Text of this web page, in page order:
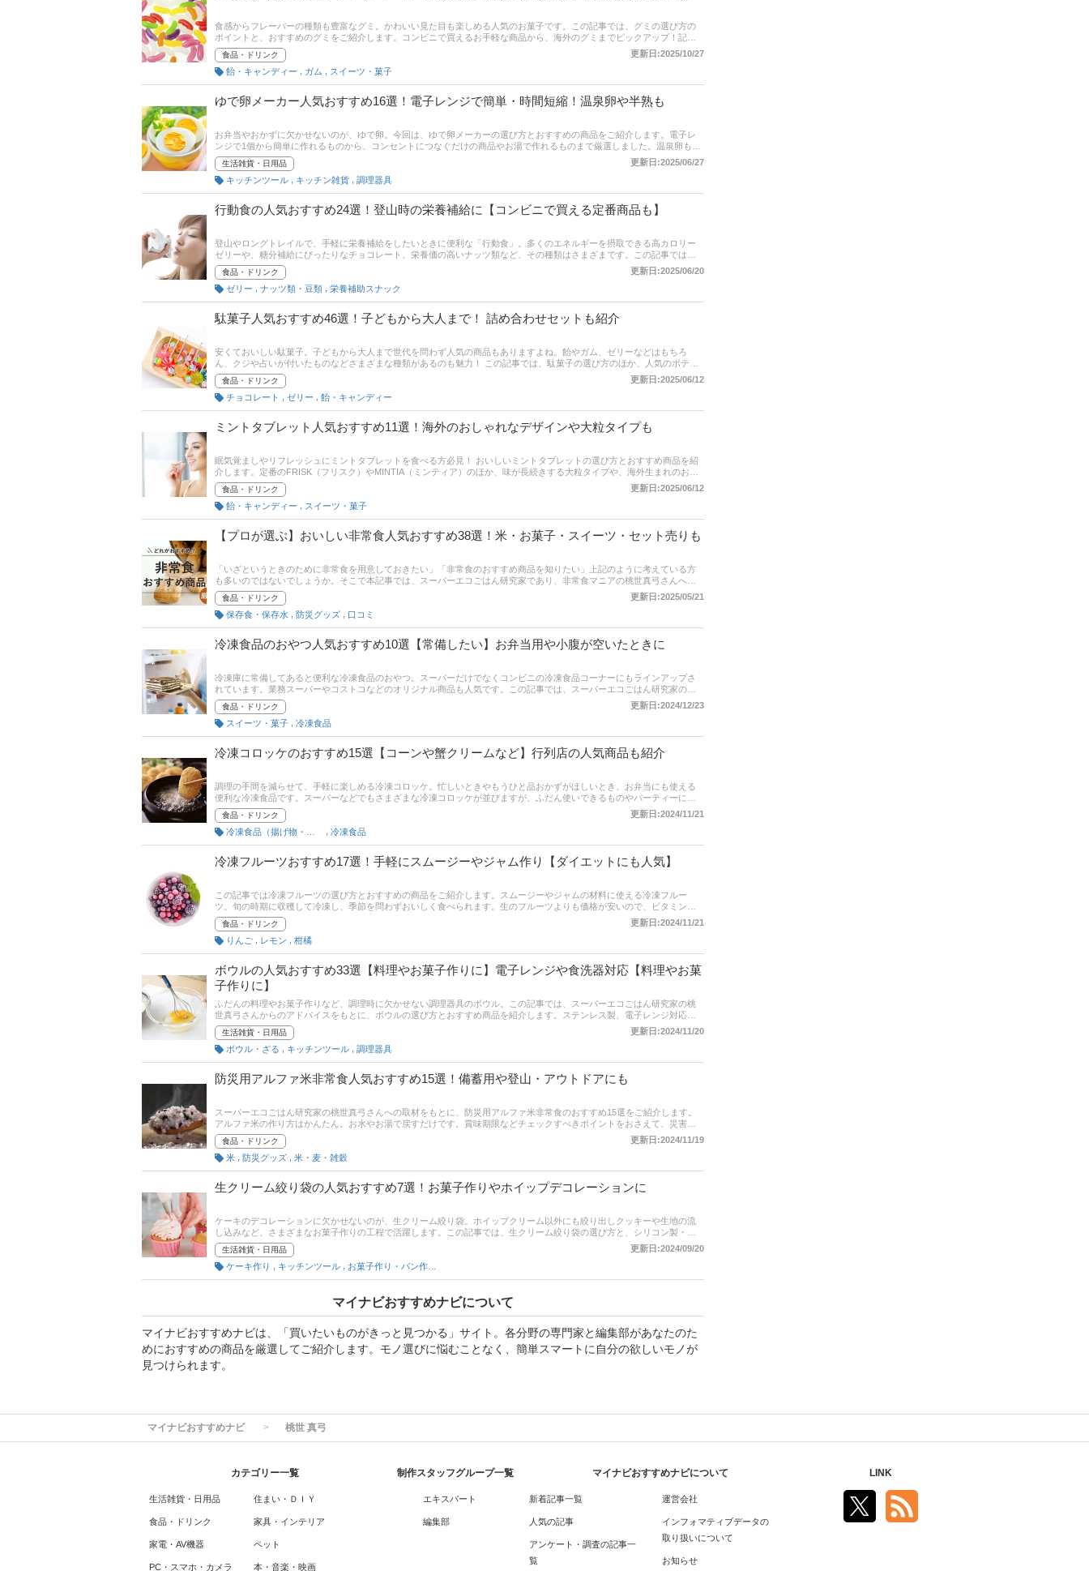
食感からフレーバーの種類も豊富なグミ。かわいい見た目も楽しめる人気のお菓子です。この記事では、グミの選び方の
ポイントと、おすすめのグミをご紹介します。コンビニで買えるお手軽な商品から、海外のグミまでピックアップ！記事
後半では、かんたんなグミの手作りレシピもご紹介しています。また、Amazonや楽天など通販サイトの最新人気ランキン
グも載せていますので、売れ筋や口コミもあわせてチェックしてみてください。
食品・ドリンク
更新日:2025/10/27
飴・キャンディー
ガム スイーツ・菓子
ゆで卵メーカー人気おすすめ16選！電子レンジで簡単・時間短縮！温泉卵や半熟も
お弁当やおかずに欠かせないのが、ゆで卵。今回は、ゆで卵メーカーの選び方とおすすめの商品をご紹介します。電子レ
ンジで1個から簡単に作れるものから、コンセントにつなぐだけの商品やお湯で作れるものまで厳選しました。温泉卵も半
熟卵も自由自在。時短に役立つゆで卵メーカーがあれば、手間のかかる料理がもっとラクになりますよ。ダイソーなどの
100均ショップや、ドンキでも販売されていますが、通販サイトでいろんな機能を比べれば、コスパに優れた目的に適う製
品を見つけやすいでしょう。後半には、比較一覧表や通販サイトの最新人気ランキングもあるので、売れ筋や口コミとあ
わせてチェックしてみてください。
生活雑貨・日用品
更新日:2025/06/27
キッチンツール
キッチン雑貨 調理器具
行動食の人気おすすめ24選！登山時の栄養補給に【コンビニで買える定番商品も】
登山やロングトレイルで、手軽に栄養補給をしたいときに便利な「行動食」。多くのエネルギーを摂取できる高カロリー
ゼリーや、糖分補給にぴったりなチョコレート、栄養価の高いナッツ類など、その種類はさまざまです。この記事では、
スーパーエコごはん研究家の桃世真弓さんへの取材をもとにした行動食の選び方、ユーザーのイチオシ、エキスパート、
編集部が厳選したおすすめ商品をご紹介します。登山時にカロリー補給ができるもの、コンビニで手軽に買える定番の行
動食をピックアップしています。記事後半には、比較一覧表、通販サイトの売れ筋人気ランキングもあるので、口コミや
評判もチェックしてみてください。
食品・ドリンク
更新日:2025/06/20
ゼリー
ナッツ類・豆類 栄養補助スナック
駄菓子人気おすすめ46選！子どもから大人まで！ 詰め合わせセットも紹介
安くておいしい駄菓子。子どもから大人まで世代を問わず人気の商品もありますよね。飴やガム、ゼリーなどはもちろ
ん、クジや占いが付いたものなどさまざまな種類があるのも魅力！ この記事では、駄菓子の選び方のほか、人気のポテト
フライやドーナツ、きなこ棒などさまざまな駄菓子を紹介しています。詰め合わせセットや大人向けの駄菓子についても
説明しています。記事の後半にはAmazonや楽天など通販サイトの最新人気ランキングも載せていますので、売れ筋や口コ
ミもあわせてチェックしてみてくださいね！
食品・ドリンク
更新日:2025/06/12
チョコレート
ゼリー 飴・キャンディー
ミントタブレット人気おすすめ11選！海外のおしゃれなデザインや大粒タイプも
眠気覚ましやリフレッシュにミントタブレットを食べる方必見！ おいしいミントタブレットの選び方とおすすめ商品を紹
介します。定番のFRISK（フリスク）やMINTIA（ミンティア）のほか、味が長続きする大粒タイプや、海外生まれのおし
ゃれな缶入りデザインなど、人気商品をピックアップ！ ミントの辛さやフレーバーもさまざまなので、お気に入りの商品
を見つけてくださいね。後半には、比較一覧表や通販サイトの最新人気ランキングもあるので、売れ筋や口コミとあわせ
て要チェック！
食品・ドリンク
更新日:2025/06/12
飴・キャンディー
スイーツ・菓子
【プロが選ぶ】おいしい非常食人気おすすめ38選！米・お菓子・スイーツ・セット売りも
「いざというときのために非常食を用意しておきたい」「非常食のおすすめ商品を知りたい」上記のように考えている方
も多いのではないでしょうか。そこで本記事では、スーパーエコごはん研究家であり、非常食マニアの桃世真弓さんへの
取材をもとに、非常食の選び方とおすすめ商品をご紹介します。パンや米などの主食だけでなくお菓子や缶詰、また、セ
ット商品などもご紹介しています。記事後半には、通販サイトの最新人気ランキングのリンクもあるので口コミと合わせ
て、ぜひチェックしてみてくださいね。
食品・ドリンク
更新日:2025/05/21
保存食・保存水
防災グッズ 口コミ
冷凍食品のおやつ人気おすすめ10選【常備したい】お弁当用や小腹が空いたときに
冷凍庫に常備してあると便利な冷凍食品のおやつ。スーパーだけでなくコンビニの冷凍食品コーナーにもラインアップさ
れています。業務スーパーやコストコなどのオリジナル商品も人気です。この記事では、スーパーエコごはん研究家の桃
世真弓さんへの取材をもとに、冷凍食品のおやつを選ぶときのポイントとおすすめの商品をご紹介！ Amazonなど通販サイ
トの人気ランキングもあるので、売れ筋や口コミをチェックしてみてください。
食品・ドリンク
更新日:2024/12/23
スイーツ・菓子
冷凍食品
冷凍コロッケのおすすめ15選【コーンや蟹クリームなど】行列店の人気商品も紹介
調理の手間を減らせて、手軽に楽しめる冷凍コロッケ。忙しいときやもうひと品おかずがほしいとき、お弁当にも使える
便利な冷凍食品です。スーパーなどでもさまざまな冷凍コロッケが並びますが、ふだん使いできるものやパーティーにも
使えるものなど種類はさまざま。パンにはさんだりグラタンにしたりとアレンジできるものもあって、どれを選んだらよ
いか迷ってしまいますよね。この記事では、スーパーエコごはん研究家の桃世 真弓への取材をもとに冷凍コロッケの選び
方とおすすめの商品をご紹介！ 男爵イモを使用したこだわりのじゃがいもコロッケや、子供が大好きなコーンクリームコ
ロッケ、贅沢な蟹クリームコロッケなど美味しい商品を厳選しました。記事後半には、通販サイトの人気売れ筋ランキン
グも掲載しています。 ぜひ最後までチェックして、リピートしたくなるおいしい冷凍コロッケを見つけてくださいね。
食品・ドリンク
更新日:2024/11/21
冷凍食品
冷凍フルーツおすすめ17選！手軽にスムージーやジャム作り【ダイエットにも人気】
この記事では冷凍フルーツの選び方とおすすめの商品をご紹介します。スムージーやジャムの材料に使える冷凍フルー
ツ。旬の時期に収穫して冷凍し、季節を問わずおいしく食べられます。生のフルーツよりも価格が安いので、ビタミンな
どの栄養補給にも！ ダイエット中のお菓子の代わりにもいいですね。記事後半の通販サイトの最新人気ランキングのリン
クがあるので、売れ筋や口コミも確認してみて。
食品・ドリンク
更新日:2024/11/21
りんご
レモン 柑橘
ボウルの人気おすすめ33選【料理やお菓子作りに】電子レンジや食洗器対応【料理やお菓
子作りに】
ふだんの料理やお菓子作りなど、調理時に欠かせない調理器具のボウル。この記事では、スーパーエコごはん研究家の桃
世真弓さんからのアドバイスをもとに、ボウルの選び方とおすすめ商品を紹介します。ステンレス製、電子レンジ対応の
耐熱ガラス製など、使いやすいボウルを厳選！ 食洗機やオーブン対応、セット商品もあります。大きさや素材、収納方法
で使い勝手が変わるので、買い替えや買い足しを検討している方は要チェック！ これから新生活が始まる一人暮らしの方
も注目です。あなたにぴったりの1点を見つけてくださいね。
生活雑貨・日用品
更新日:2024/11/20
ボウル・ざる
キッチンツール 調理器具
防災用アルファ米非常食人気おすすめ15選！備蓄用や登山・アウトドアにも
スーパーエコごはん研究家の桃世真弓さんへの取材をもとに、防災用アルファ米非常食のおすすめ15選をご紹介します。
アルファ米の作り方はかんたん。お水やお湯で戻すだけです。賞味期限などチェックすべきポイントをおさえて、災害時
や非常時だけでなく登山やアウトドアにも役立つ防災用のアルファ米非常食を選んでくださいね。
食品・ドリンク
更新日:2024/11/19
米
防災グッズ 米・麦・雑穀
生クリーム絞り袋の人気おすすめ7選！お菓子作りやホイップデコレーションに
ケーキのデコレーションに欠かせないのが、生クリーム絞り袋。ホイップクリーム以外にも絞り出しクッキーや生地の流
し込みなど、さまざまなお菓子作りの工程で活躍します。この記事では、生クリーム絞り袋の選び方と、シリコン製・布
製・使い捨ておすすめの商品をご紹介！ 便利な口金セットや使い捨てタイプもピックアップしました。さらに記事後半で
は、通販サイトの人気売れ筋ランキングもチェックできます。気になる方は、ぜひ最後までご覧ください！
生活雑貨・日用品
更新日:2024/09/20
ケーキ作り
キッチンツール
マイナビおすすめナビについて
マイナビおすすめナビは、「買いたいものがきっと見つかる」サイト。各分野の専門家と編集部があなたのた
めにおすすめの商品を厳選してご紹介します。モノ選びに悩むことなく、簡単スマートに自分の欲しいモノが
見つけられます。
マイナビおすすめナビ 桃世 真弓
カテゴリー一覧
生活雑貨・日用品
食品・ドリンク
家電・AV機器
PC・スマホ・カメラ
住まい・ＤＩＹ
家具・インテリア
ペット
本・音楽・映画
制作スタッフグループ一覧
エキスパート
編集部
マイナビおすすめナビについて
新着記事一覧
人気の記事
アンケート・調査の記事一
覧
運営会社
インフォマティブデータの
取り扱いについて
お知らせ
LINK